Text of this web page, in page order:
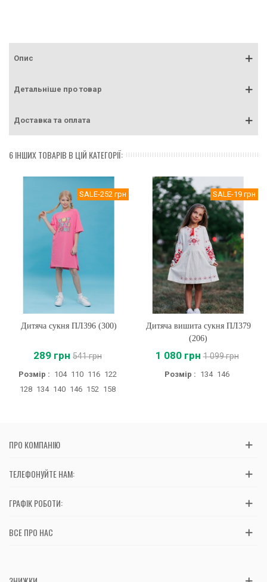
Опис
Детальніше про товар
Доставка та оплата
6 ІНШИХ ТОВАРІВ В ЦІЙ КАТЕГОРІЇ:
SALE-252 грн
Дитяча сукня ПЛ396 (300)
289 грн 541 грн
Розмір : 104 110 116 122
128 134 140 146 152 158
SALE-19 грн
Дитяча вишита сукня ПЛ379
(206)
1 080 грн 1 099 грн
Розмір : 134 146
ПРО КОМПАНІЮ
ТЕЛЕФОНУЙТЕ НАМ:
ГРАФІК РОБОТИ:
ВСЕ ПРО НАС